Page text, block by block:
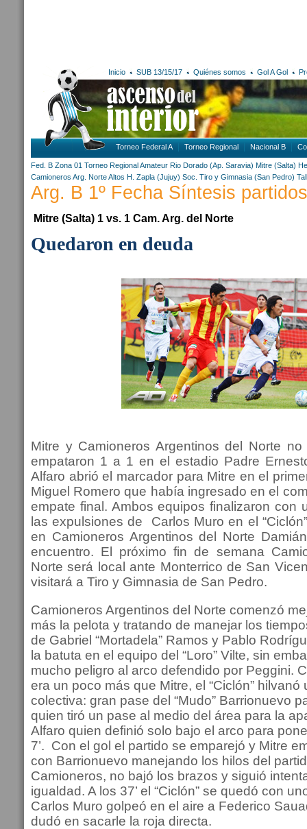
Inicio SUB 13/15/17 Quiénes somos Gol A Gol
Torneo Federal A Torneo Regional Nacional B
Fed. B Zona 01 Torneo Regional Amateur Rio Dorado (Ap. Saravia) Mitre (Salta)
Camioneros Arg. NorteAltos H. Zapla (Jujuy) Soc. Tiro y Gimnasia (San Pedro)
Arg. B 1º Fecha Síntesis
Mitre (Salta) 1 vs. 1 Cam. Arg. del Norte
Quedaron en deuda
Mitre y Camioneros Argentinos del Norte
empataron 1 a 1 en el estadio Padre
Alfaro abrió el marcador para Mitre en el
Miguel Romero que había ingresado en el
empate final. Ambos equipos finalizaron con
las expulsiones de Carlos Muro en el
en Camioneros Argentinos del Norte
encuentro. El próximo fin de semana
Norte será local ante Monterrico de San
visitará a Tiro y Gimnasia de San Pedro.
Camioneros Argentinos del Norte comenzó
más la pelota y tratando de manejar los
de Gabriel “Mortadela” Ramos y Pablo
la batuta en el equipo del “Loro” Vilte, sin
mucho peligro al arco defendido por Peggini.
era un poco más que Mitre, el “Ciclón”
colectiva: gran pase del “Mudo” Barrionuevo
quien tiró un pase al medio del área para la
Alfaro quien definió solo bajo el arco para
7’. Con el gol el partido se emparejó y Mitre
con Barrionuevo manejando los hilos del
Camioneros, no bajó los brazos y siguió
igualdad. A los 37’ el “Ciclón” se quedó con
Carlos Muro golpeó en el aire a Federico
dudó en sacarle la roja directa.